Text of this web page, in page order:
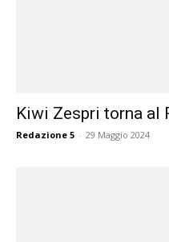
Kiwi Zespri torna al
Redazione 5 - 29 Maggio 2024